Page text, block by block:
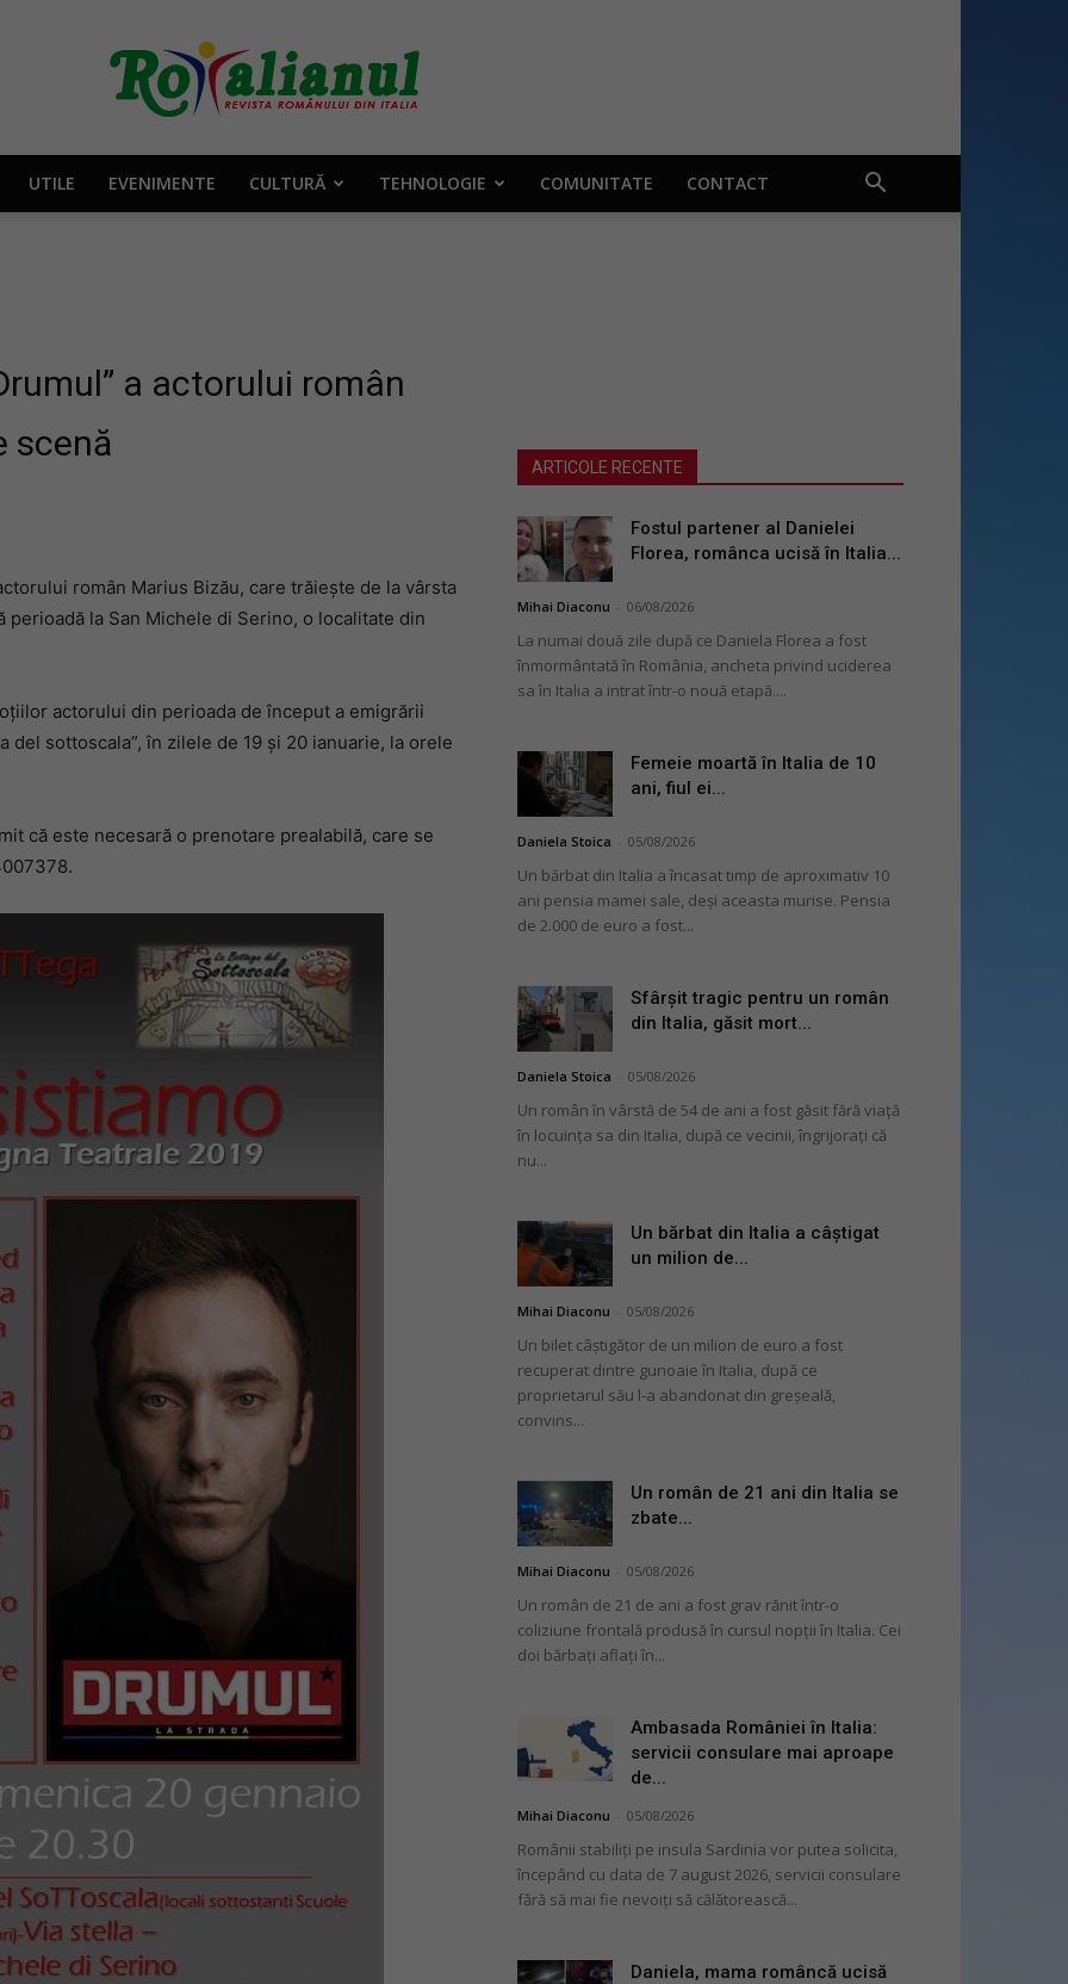
Rotalianul
din
Italia
UTILE EVENIMENTE CULTURĂ TEHNOLOGIE COMUNITATE CONTACT
a actorului român
scenă
român Marius Bizău, care trăiește de la vârsta
perioadă la San Michele di Serino, o localitate din
actorului din perioada de început a emigrării
del sottoscala”, în zilele de 19 și 20 ianuarie, la orele
că este necesară o prenotare prealabilă, care se
ARTICOLE RECENTE
Fostul partener al Danielei
Florea, românca ucisă în Italia...
Mihai Diaconu 06/08/2026
La numai două zile după ce Daniela Florea a fost
înmormântată în România, ancheta privind uciderea
sa în Italia a intrat într-o nouă etapă....
Femeie moartă în Italia de 10
ani, fiul ei...
Daniela Stoica 05/08/2026
Un bărbat din Italia a încasat timp de aproximativ 10
ani pensia mamei sale, deși aceasta murise. Pensia
de 2.000 de euro a fost...
Sfârșit tragic pentru un român
din Italia, găsit mort...
Daniela Stoica 05/08/2026
Un român în vârstă de 54 de ani a fost găsit fără viață
în locuința sa din Italia, după ce vecinii, îngrijorați că
nu...
Un bărbat din Italia a câștigat
un milion de...
Mihai Diaconu 05/08/2026
Un bilet câștigător de un milion de euro a fost
recuperat dintre gunoaie în Italia, după ce
proprietarul său l-a abandonat din greșeală,
convins...
Un român de 21 ani din Italia se
zbate...
Mihai Diaconu 05/08/2026
Un român de 21 de ani a fost grav rănit într-o
coliziune frontală produsă în cursul nopții în Italia. Cei
doi bărbați aflați în...
Ambasada României în Italia:
servicii consulare mai aproape
de...
Mihai Diaconu 05/08/2026
Românii stabiliți pe insula Sardinia vor putea solicita,
începând cu data de 7 august 2026, servicii consulare
fără să mai fie nevoiți să călătorească...
Daniela, mama româncă ucisă